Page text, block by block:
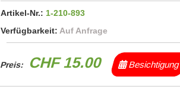
Artikel-Nr.:1-210-893
Verfügbarkeit:Auf Anfrage
Preis: CHF 15.00 Besichtigung